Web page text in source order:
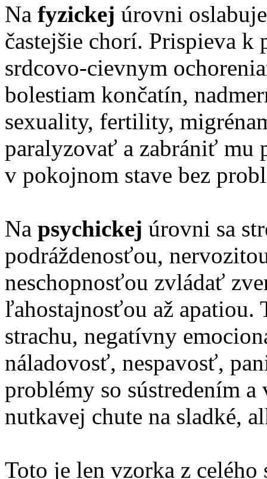
Na fyzickej úrovni
častejšie chorí. Prispieva k
srdcovo-cievnym
bolestiam končatín,
sexuality, fertility,
paralyzovať a zabrániť mu
v pokojnom stave bez
Na psychickej úrovni sa
podráždenosťou,
neschopnosťou zvládať
ľahostajnosťou až apatiou.
strachu, negatívny
náladovosť, nespavosť,
problémy so sústredením
nutkavej chute na sladké,
Toto je len vzorka z celého